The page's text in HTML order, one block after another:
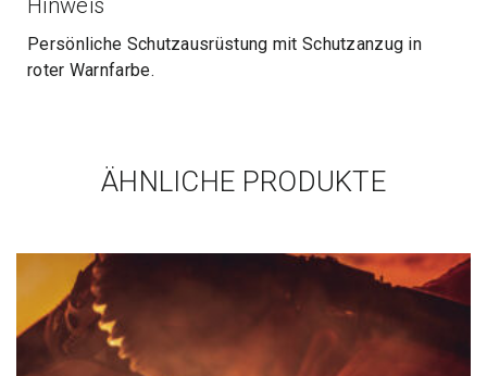
Hinweis
Persönliche Schutzausrüstung mit Schutzanzug in
roter Warnfarbe.
ÄHNLICHE PRODUKTE